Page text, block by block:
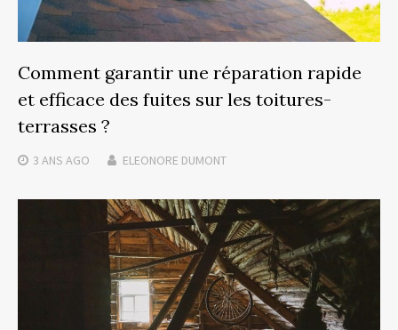
Comment garantir une réparation rapide
et efficace des fuites sur les toitures-
terrasses ?
3 ANS AGO ELEONORE DUMONT